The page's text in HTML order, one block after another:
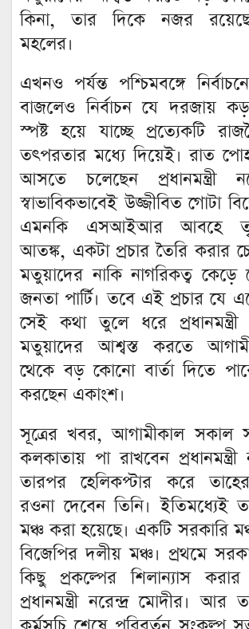
কিনা, তার দিকে নজর
মহলের।
এখনও পর্যন্ত পশ্চিমবঙ্গে
বাজলেও নির্বাচন যে দরজায়
স্পষ্ট হয়ে যাচ্ছে প্রত্যেকটি
তৎপরতার মধ্যে দিয়েই। রাত
আসতে চলেছেন প্রধানমন্ত্রী
স্বাভাবিকভাবেই উজ্জীবিত গোটা
এমনকি এসআইআর আবহে
আতঙ্ক, একটা প্রচার তৈরি করার
মতুয়াদের নাকি নাগরিকত্ব কেড়ে
জনতা পার্টি। তবে এই প্রচার যে
সেই কথা তুলে ধরে প্রধানমন্ত্রী
মতুয়াদের আশ্বস্ত করতে
থেকে বড় কোনো বার্তা দিতে
করছেন একাংশ।
সূত্রের খবর, আগামীকাল সকাল
কলকাতায় পা রাখবেন প্রধানমন্ত্রী
তারপর হেলিকপ্টার করে
রওনা দেবেন তিনি। ইতিমধ্যেই
মঞ্চ করা হয়েছে। একটি সরকারি
বিজেপির দলীয় মঞ্চ। প্রথমে
কিছু প্রকল্পের শিলান্যাস
প্রধানমন্ত্রী নরেন্দ্র মোদীর। আর